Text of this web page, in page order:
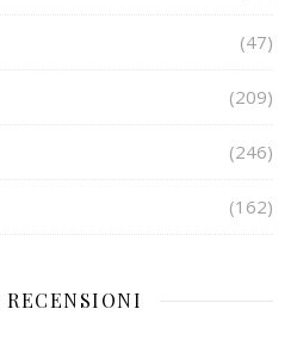
(47)
(209)
(246)
(162)